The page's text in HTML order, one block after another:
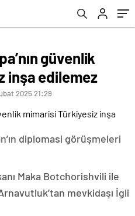
güvenlik
inşa edilemez
2025 21:29
diplomasi görüşmeleri
Maka Botchorishvili ile
mevkidaşı İgli